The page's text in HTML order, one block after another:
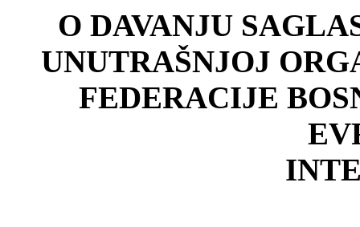
O DAVANJU
UNUTRAŠNJOJ
FEDERACIJE